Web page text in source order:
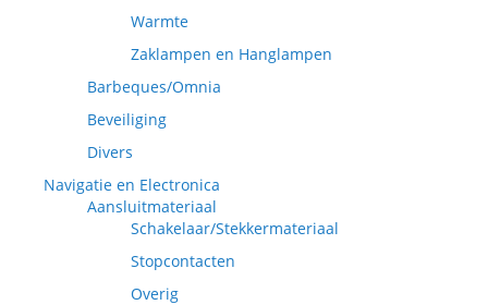
Warmte
Zaklampen en Hanglampen
Barbeques/Omnia
Beveiliging
Divers
Navigatie en Electronica
Aansluitmateriaal
Schakelaar/Stekkermateriaal
Stopcontacten
Overig